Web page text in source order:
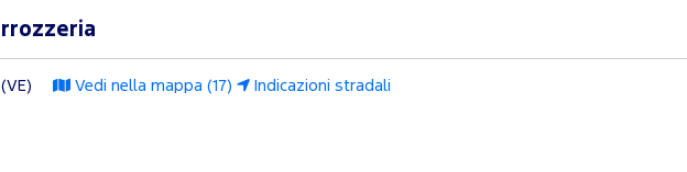
Vedi nella mappa (17) Indicazioni stradali